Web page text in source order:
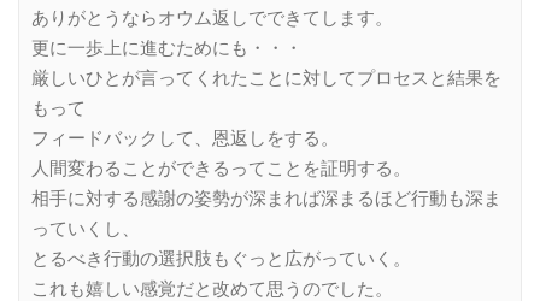
ありがとうならオウム返しでできてします。
更に一歩上に進むためにも・・・
厳しいひとが言ってくれたことに対してプロセスと結果を
もって
フィードバックして、恩返しをする。
人間変わることができるってことを証明する。
相手に対する感謝の姿勢が深まれば深まるほど行動も深ま
っていくし、
とるべき行動の選択肢もぐっと広がっていく。
これも嬉しい感覚だと改めて思うのでした。